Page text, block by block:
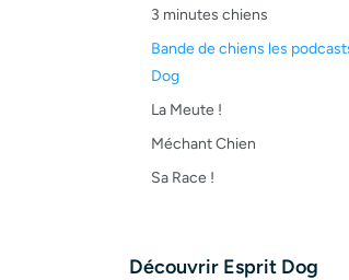
3 minutes chiens
Bande de chiens les
Dog
La Meute !
Méchant Chien
Sa Race !
Découvrir Esprit Dog